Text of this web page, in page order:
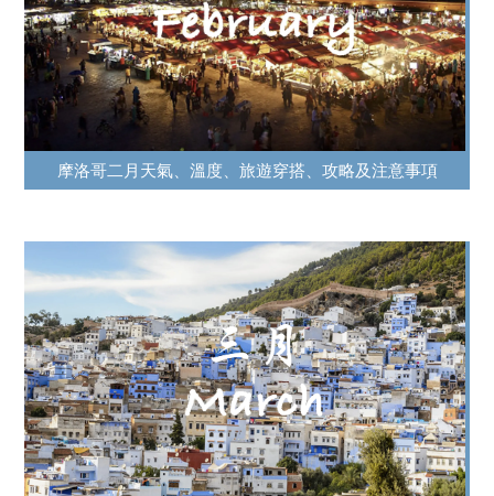
摩洛哥二月天氣、溫度、旅遊穿搭、攻略及注意事項